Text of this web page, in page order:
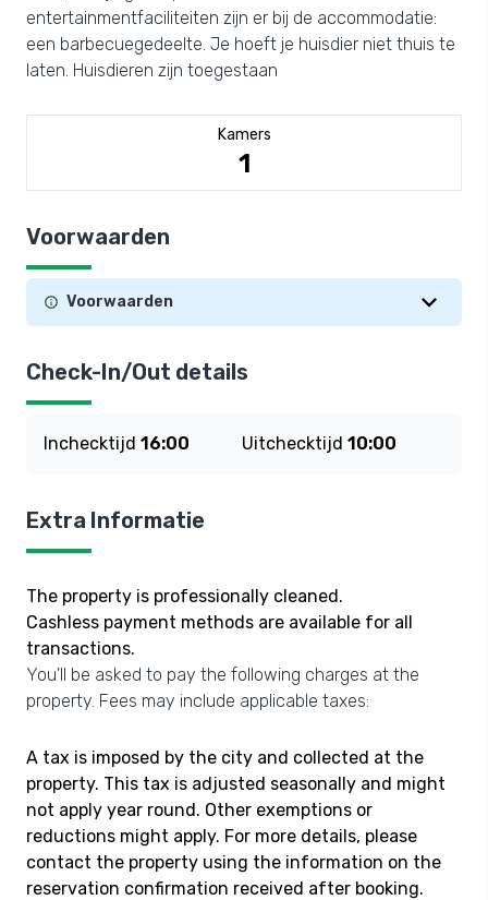
entertainmentfaciliteiten zijn er bij de accommodatie:
een barbecuegedeelte. Je hoeft je huisdier niet thuis te
laten. Huisdieren zijn toegestaan
Kamers
1
Voorwaarden
Voorwaarden
Check-In/Out details
Inchecktijd 16:00 Uitchecktijd 10:00
Extra Informatie
The property is professionally cleaned.
Cashless payment methods are available for all
transactions.
You'll be asked to pay the following charges at the
property. Fees may include applicable taxes:
A tax is imposed by the city and collected at the
property. This tax is adjusted seasonally and might
not apply year round. Other exemptions or
reductions might apply. For more details, please
contact the property using the information on the
reservation confirmation received after booking.